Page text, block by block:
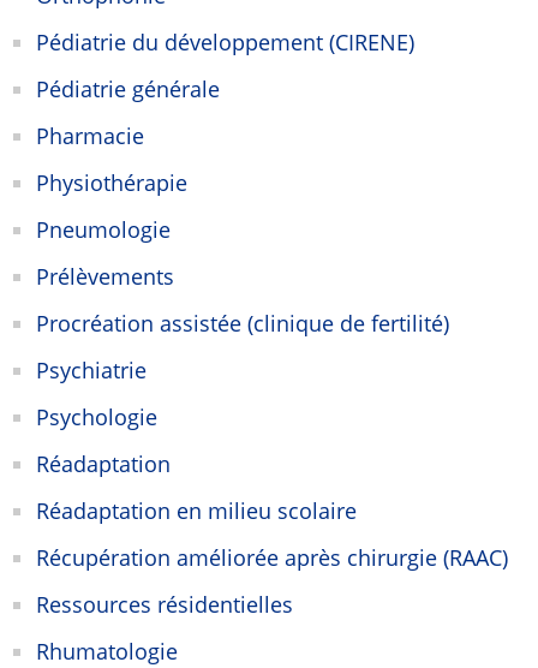
Pédiatrie du développement (CIRENE)
Pédiatrie générale
Pharmacie
Physiothérapie
Pneumologie
Prélèvements
Procréation assistée (clinique de fertilité)
Psychiatrie
Psychologie
Réadaptation
Réadaptation en milieu scolaire
Récupération améliorée après chirurgie (RAAC)
Ressources résidentielles
Rhumatologie